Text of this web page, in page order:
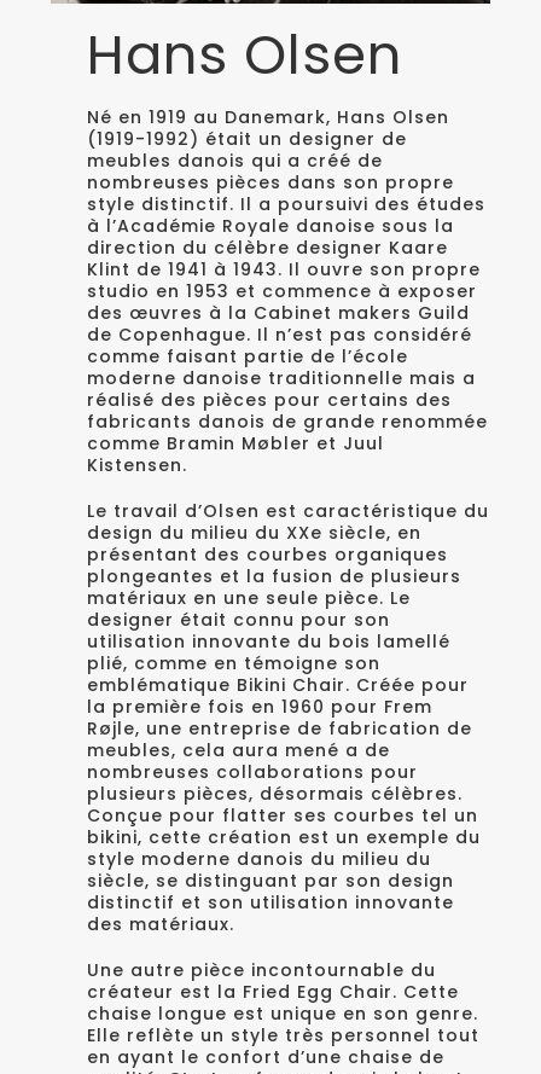
Hans Olsen
Né en 1919 au Danemark, Hans Olsen
(1919-1992) était un designer de
meubles danois qui a créé de
nombreuses pièces dans son propre
style distinctif. Il a poursuivi des études
à l’Académie Royale danoise sous la
direction du célèbre designer Kaare
Klint de 1941 à 1943. Il ouvre son propre
studio en 1953 et commence à exposer
des œuvres à la Cabinet makers Guild
de Copenhague. Il n’est pas considéré
comme faisant partie de l’école
moderne danoise traditionnelle mais a
réalisé des pièces pour certains des
fabricants danois de grande renommée
comme Bramin Møbler et Juul
Kistensen.
Le travail d’Olsen est caractéristique du
design du milieu du XXe siècle, en
présentant des courbes organiques
plongeantes et la fusion de plusieurs
matériaux en une seule pièce. Le
designer était connu pour son
utilisation innovante du bois lamellé
plié, comme en témoigne son
emblématique Bikini Chair. Créée pour
la première fois en 1960 pour Frem
Røjle, une entreprise de fabrication de
meubles, cela aura mené a de
nombreuses collaborations pour
plusieurs pièces, désormais célèbres.
Conçue pour flatter ses courbes tel un
bikini, cette création est un exemple du
style moderne danois du milieu du
siècle, se distinguant par son design
distinctif et son utilisation innovante
des matériaux.
Une autre pièce incontournable du
créateur est la Fried Egg Chair. Cette
chaise longue est unique en son genre.
Elle reflète un style très personnel tout
en ayant le confort d’une chaise de